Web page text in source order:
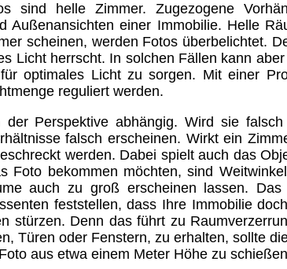
sind helle Zimmer. Zugezogene
Außenansichten einer Immobilie. Helle
scheinen, werden Fotos überbelichtet.
Licht herrscht. In solchen Fällen kann
optimales Licht zu sorgen. Mit einer
reguliert werden.
Perspektive abhängig. Wird sie falsch
falsch erscheinen. Wirkt ein
werden. Dabei spielt auch das
bekommen möchten, sind
auch zu groß erscheinen lassen.
feststellen, dass Ihre Immobilie
stürzen. Denn das führt zu
Türen oder Fenstern, zu erhalten, sollte
aus etwa einem Meter Höhe zu